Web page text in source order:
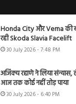
Honda City और Verna की
रही Skoda Slavia Facelift
30 July 2026 - 7:48 PM
अजिंक्य रहाणे ने लिया संन्यास,
आज तक कोई नहीं तोड़ पाया
30 July 2026 - 6:40 PM